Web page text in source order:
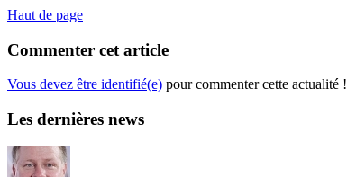
Haut de page
Commenter cet article
Vous devez être identifié(e) pour commenter cette actualité !
Les dernières news